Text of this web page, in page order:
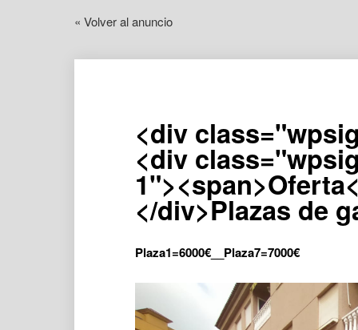
« Volver al anuncio
<div
<div
</div>Plazas de
Plaza1=6000€__Plaza7=7000€